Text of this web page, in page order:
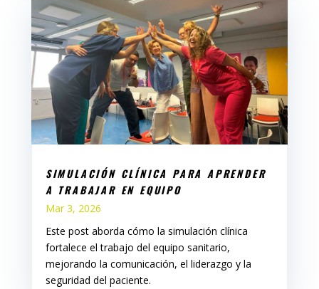
SIMULACIÓN CLÍNICA PARA APRENDER
A TRABAJAR EN EQUIPO
Mar 3, 2026
Este post aborda cómo la simulación clínica
fortalece el trabajo del equipo sanitario,
mejorando la comunicación, el liderazgo y la
seguridad del paciente.